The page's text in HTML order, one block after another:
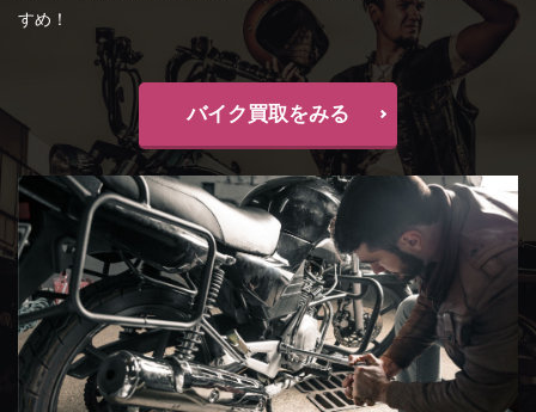
すめ！
バイク買取をみる